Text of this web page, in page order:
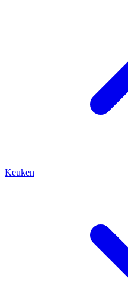
Keuken